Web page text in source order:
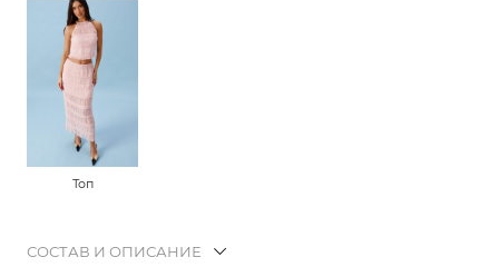
Топ
СОСТАВ И ОПИСАНИЕ